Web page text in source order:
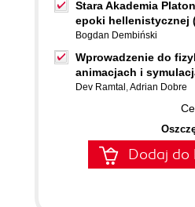
Stara Akademia
epoki hellenistycznej
Bogdan Dembiński
Wprowadzenie do
animacjach i
Dev Ramtal ,Adrian Dobre
Dodaj do